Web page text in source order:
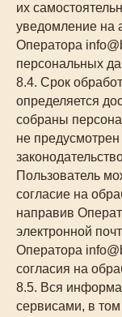
их
уведомление на
Оператора
персональных
8.4. Срок
определяется
собраны
не
Пользователь
согласие на
направив
электронной
Оператора
согласия на
8.5. Вся
сервисами, в